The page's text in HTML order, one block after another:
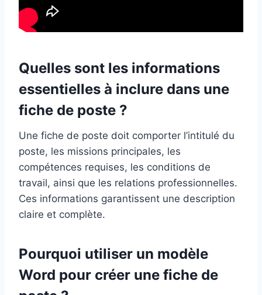
Quelles sont les informations
essentielles à inclure dans une
fiche de poste ?
Une fiche de poste doit comporter l’intitulé du
poste, les missions principales, les
compétences requises, les conditions de
travail, ainsi que les relations professionnelles.
Ces informations garantissent une description
claire et complète.
Pourquoi utiliser un modèle
Word pour créer une fiche de